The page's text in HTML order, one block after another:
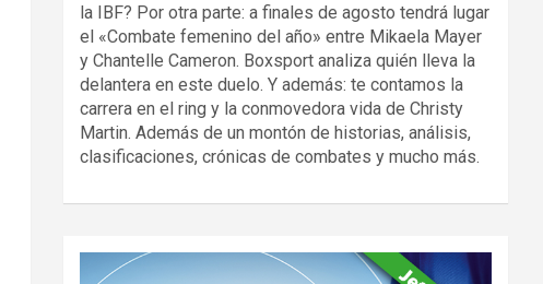
la IBF? Por otra parte: a finales de agosto tendrá lugar
el «Combate femenino del año» entre Mikaela Mayer
y Chantelle Cameron. Boxsport analiza quién lleva la
delantera en este duelo. Y además: te contamos la
carrera en el ring y la conmovedora vida de Christy
Martin. Además de un montón de historias, análisis,
clasificaciones, crónicas de combates y mucho más.